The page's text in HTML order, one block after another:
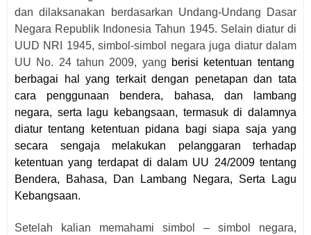
dan dilaksanakan berdasarkan Undang-Undang Dasar
Negara Republik Indonesia Tahun 1945. Selain diatur di
UUD NRI 1945, simbol-simbol negara juga diatur dalam
UU No. 24 tahun 2009, yang berisi ketentuan tentang
berbagai hal yang terkait dengan penetapan dan tata
cara penggunaan bendera, bahasa, dan lambang
negara, serta lagu kebangsaan, termasuk di dalamnya
diatur tentang ketentuan pidana bagi siapa saja yang
secara sengaja melakukan pelanggaran terhadap
ketentuan yang terdapat di dalam UU 24/2009 tentang
Bendera, Bahasa, Dan Lambang Negara, Serta Lagu
Kebangsaan.
Setelah kalian memahami simbol – simbol negara,